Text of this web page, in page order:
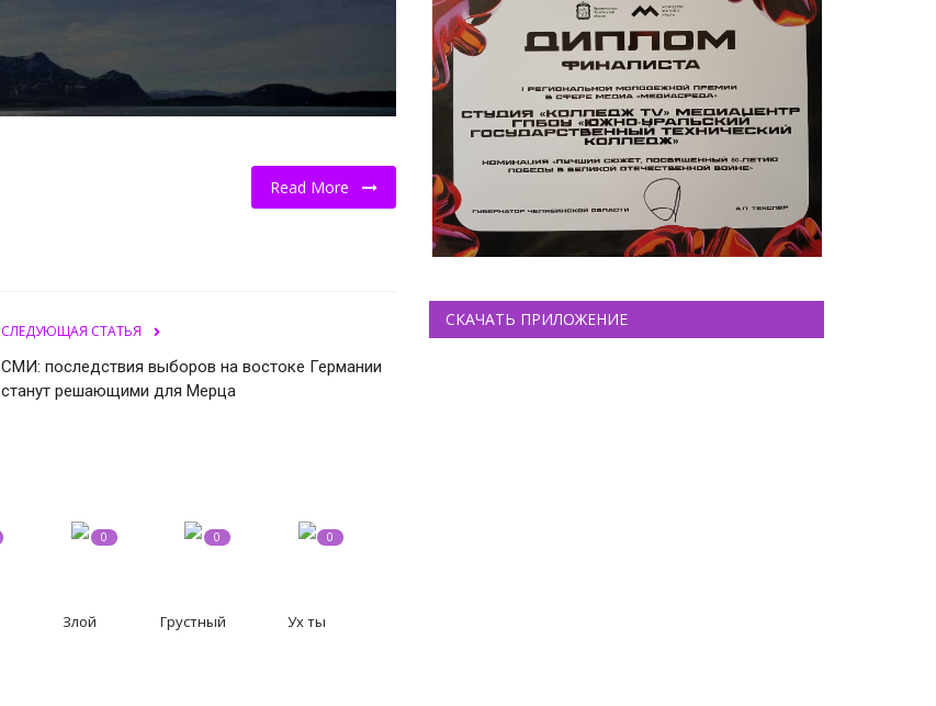
Read More
СЛЕДУЮЩАЯ СТАТЬЯ
СМИ: последствия выборов на востоке Германии
станут решающими для Мерца
0
Злой
0
Грустный
0
Ух ты
СКАЧАТЬ ПРИЛОЖЕНИЕ